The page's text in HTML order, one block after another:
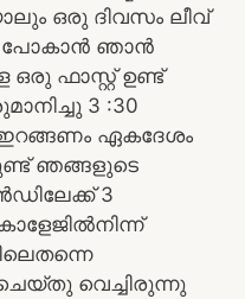
ഒരു ദിവസം ലീവ്
പോകാൻ ഞാൻ
ഒരു ഫാസ്റ്റ് ഉണ്ട്
3 :30
ഇറങ്ങണം ഏകദേശം
ഞങ്ങളുടെ
3
വെച്ചിരുന്നു